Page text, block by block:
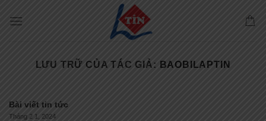
đến
LƯU TRỮ CỦA TÁC GIẢ: BAOBILAPTIN
Bài viết tin tức
Tháng 2 1, 2024